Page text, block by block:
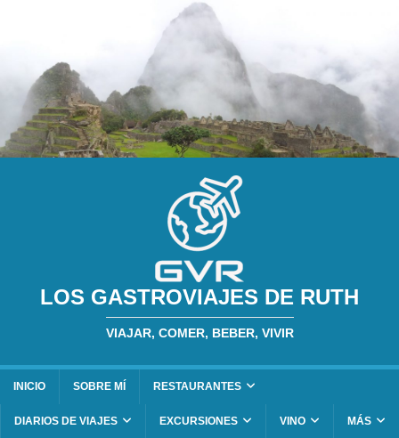
LOS GASTROVIAJES DE RUTH
VIAJAR, COMER, BEBER, VIVIR
INICIO SOBRE MÍ RESTAURANTES
DIARIOS DE VIAJES EXCURSIONES VINO MÁS